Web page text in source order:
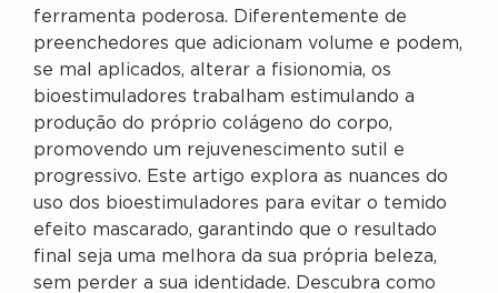
ferramenta poderosa. Diferentemente de
preenchedores que adicionam volume e podem,
se mal aplicados, alterar a fisionomia, os
bioestimuladores trabalham estimulando a
produção do próprio colágeno do corpo,
promovendo um rejuvenescimento sutil e
progressivo. Este artigo explora as nuances do
uso dos bioestimuladores para evitar o temido
efeito mascarado, garantindo que o resultado
final seja uma melhora da sua própria beleza,
sem perder a sua identidade. Descubra como